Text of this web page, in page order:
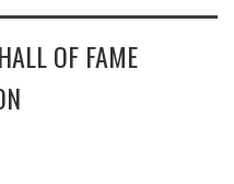
OF FAME